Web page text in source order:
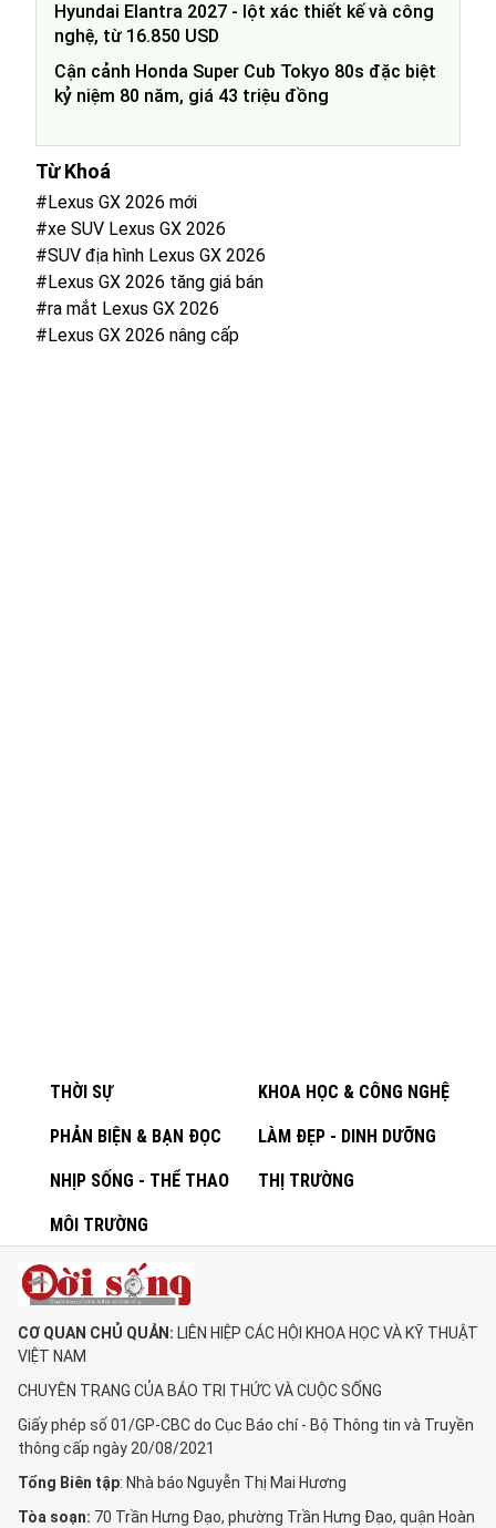
Hyundai Elantra 2027 - lột xác thiết kế và công
nghệ, từ 16.850 USD
Cận cảnh Honda Super Cub Tokyo 80s đặc biệt
kỷ niệm 80 năm, giá 43 triệu đồng
Từ Khoá
#Lexus GX 2026 mới
#xe SUV Lexus GX 2026
#SUV địa hình Lexus GX 2026
#Lexus GX 2026 tăng giá bán
#ra mắt Lexus GX 2026
#Lexus GX 2026 nâng cấp
THỜI SỰ KHOA HỌC & CÔNG NGHỆ
PHẢN BIỆN & BẠN ĐỌC LÀM ĐẸP - DINH DƯỠNG
NHỊP SỐNG - THỂ THAO THỊ TRƯỜNG
MÔI TRƯỜNG
CƠ QUAN CHỦ QUẢN: LIÊN HIỆP CÁC HỘI KHOA HỌC VÀ KỸ THUẬT
VIỆT NAM
CHUYÊN TRANG CỦA BÁO TRI THỨC VÀ CUỘC SỐNG
Giấy phép số 01/GP-CBC do Cục Báo chí - Bộ Thông tin và Truyền
thông cấp ngày 20/08/2021
Tổng Biên tập: Nhà báo Nguyễn Thị Mai Hương
Tòa soạn: 70 Trần Hưng Đạo, phường Trần Hưng Đạo, quận Hoàn